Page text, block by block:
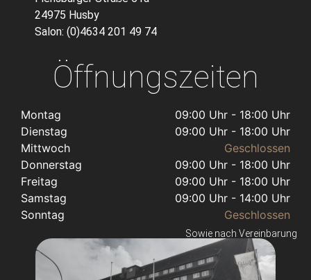
24975 Husby
Salon: (0)4634 201 49 74
Öffnungszeiten
Montag
09:00 Uhr - 18:00 Uhr
Dienstag
09:00 Uhr - 18:00 Uhr
Mittwoch
Geschlossen
Donnerstag
09:00 Uhr - 18:00 Uhr
Freitag
09:00 Uhr - 18:00 Uhr
Samstag
09:00 Uhr - 14:00 Uhr
Sonntag
Geschlossen
Sowie nach Vereinbarung